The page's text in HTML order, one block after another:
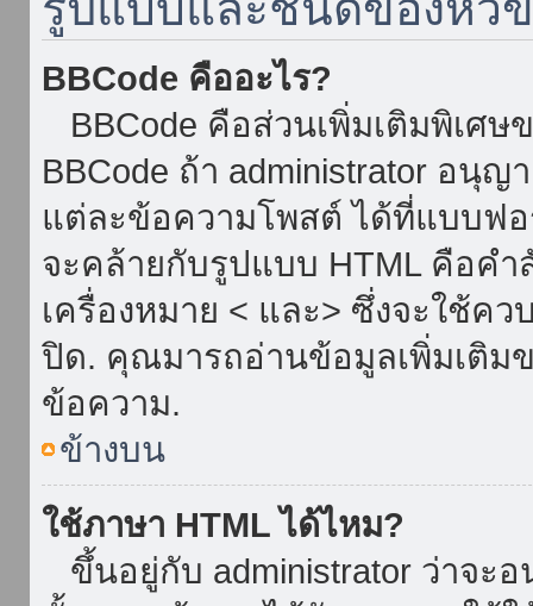
BBCode คืออะไร?
BBCode คือส่วนเพิ่มเติมพิเศ
BBCode ถ้า administrator อนุ
แต่ละข้อความโพสต์ ได้ที่แบบฟ
จะคล้ายกับรูปแบบ HTML คือคำ
เครื่องหมาย < และ> ซึ่งจะใช้ค
ปิด. คุณมารถอ่านข้อมูลเพิ่มเติม
ข้อความ.
ข้างบน
ใช้ภาษา HTML ได้ไหม?
ขึ้นอยู่กับ administrator ว่าจะ